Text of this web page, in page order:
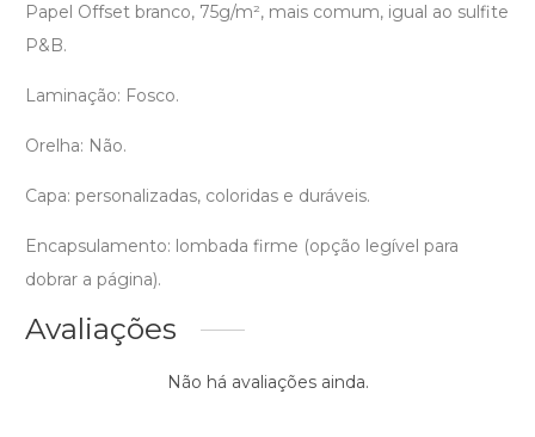
Papel Offset branco, 75g/m², mais comum, igual ao sulfite
P&B.
Laminação: Fosco.
Orelha: Não.
Capa: personalizadas, coloridas e duráveis.
Encapsulamento: lombada firme (opção legível para
dobrar a página).
Avaliações
Não há avaliações ainda.